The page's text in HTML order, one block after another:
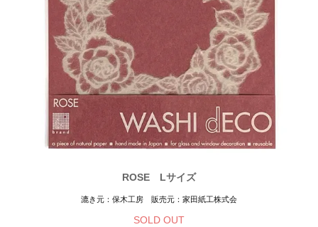
ROSE Lサイズ
漉き元：保木工房 販売元：家田紙工株式会
SOLD OUT